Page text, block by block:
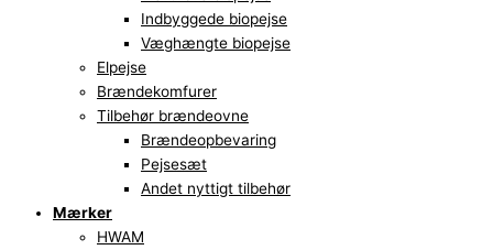
Indbyggede biopejse
Væghængte biopejse
Elpejse
Brændekomfurer
Tilbehør brændeovne
Brændeopbevaring
Pejsesæt
Andet nyttigt tilbehør
Mærker
HWAM